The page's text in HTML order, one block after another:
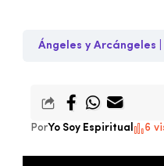
Ángeles y Arcángeles
PorYo Soy Espiritual 6